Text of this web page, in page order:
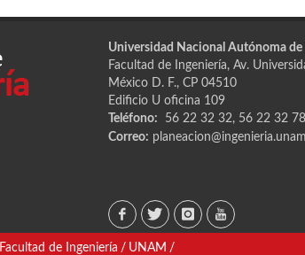
Universidad Nacional Autónoma
Facultad de Ingeniería, Av.
México D. F., CP 04510
Edificio U oficina 109
Teléfono: 56 22 32 32, 56 22 32 78
Correo:
Facultad de Ingeniería / UNAM /